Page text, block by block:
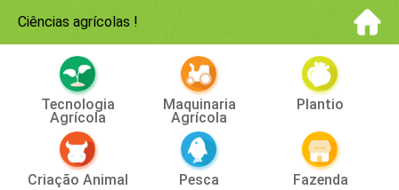
Ciências agrícolas !
Tecnologia
Agrícola
Maquinaria
Agrícola
Plantio
Criação Animal Pesca
Fazenda